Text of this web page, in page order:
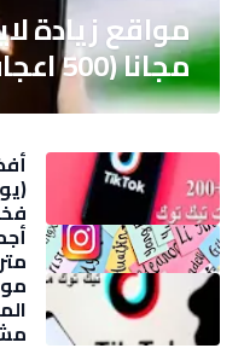
مواقع زيادة
مجانا (500 اعجاب لكل فيديو)